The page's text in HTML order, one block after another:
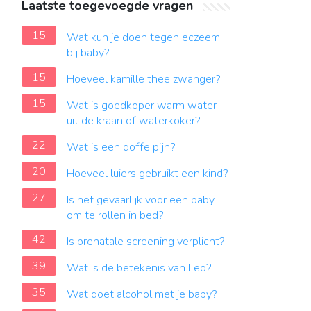
Laatste toegevoegde vragen
15
Wat kun je doen tegen eczeem
bij baby?
15
Hoeveel kamille thee zwanger?
15
Wat is goedkoper warm water
uit de kraan of waterkoker?
22
Wat is een doffe pijn?
20
Hoeveel luiers gebruikt een kind?
27
Is het gevaarlijk voor een baby
om te rollen in bed?
42
Is prenatale screening verplicht?
39
Wat is de betekenis van Leo?
35
Wat doet alcohol met je baby?